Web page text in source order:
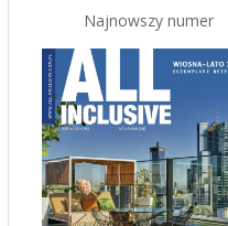
Najnowszy numer